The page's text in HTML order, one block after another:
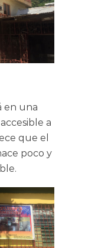
en una
a
que el
poco y